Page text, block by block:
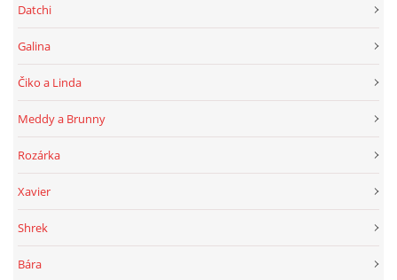
Datchi
Galina
Čiko a Linda
Meddy a Brunny
Rozárka
Xavier
Shrek
Bára